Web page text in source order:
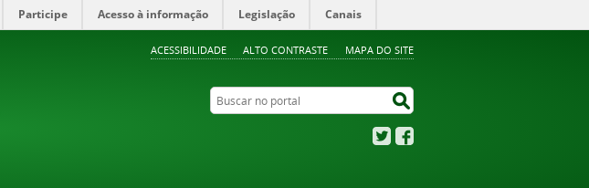
ACESSIBILIDADE ALTO CONTRASTE MAPA DO SITE
Participe Acesso à informação Legislação Canais
Buscar no portal
Twitter